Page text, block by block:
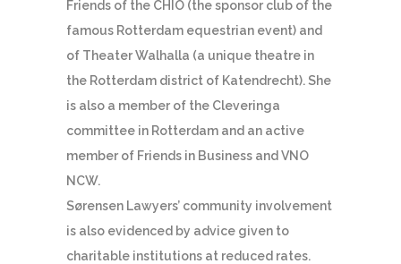
Friends of the CHIO (the sponsor club of the
famous Rotterdam equestrian event) and
of Theater Walhalla (a unique theatre in
the Rotterdam district of Katendrecht). She
is also a member of the Cleveringa
committee in Rotterdam and an active
member of Friends in Business and VNO
NCW.
Sørensen Lawyers’ community involvement
is also evidenced by advice given to
charitable institutions at reduced rates.